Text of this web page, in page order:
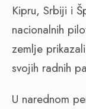
Kipru, Srbiji i
nacionalnih
zemlje
svojih radnih
U narednom